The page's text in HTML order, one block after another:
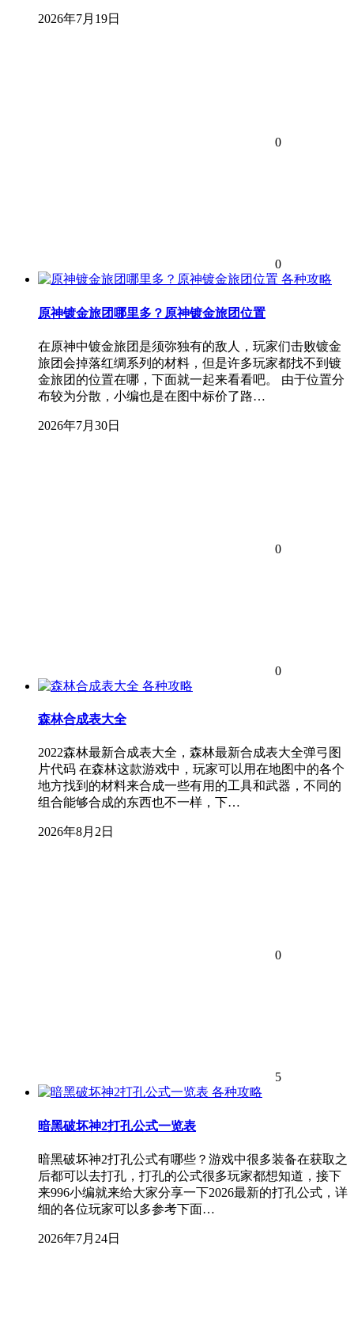
2026年7月19日
0
0
各种攻略
原神镀金旅团哪里多？原神镀金旅团位置
在原神中镀金旅团是须弥独有的敌人，玩家们击败镀金
旅团会掉落红绸系列的材料，但是许多玩家都找不到镀
金旅团的位置在哪，下面就一起来看看吧。 由于位置分
布较为分散，小编也是在图中标价了路…
2026年7月30日
0
0
各种攻略
森林合成表大全
2022森林最新合成表大全，森林最新合成表大全弹弓图
片代码 在森林这款游戏中，玩家可以用在地图中的各个
地方找到的材料来合成一些有用的工具和武器，不同的
组合能够合成的东西也不一样，下…
2026年8月2日
0
5
各种攻略
暗黑破坏神2打孔公式一览表
暗黑破坏神2打孔公式有哪些？游戏中很多装备在获取之
后都可以去打孔，打孔的公式很多玩家都想知道，接下
来996小编就来给大家分享一下2026最新的打孔公式，详
细的各位玩家可以多参考下面…
2026年7月24日